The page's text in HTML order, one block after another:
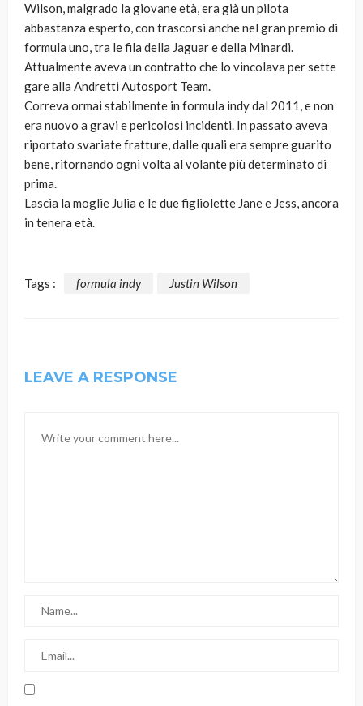
Wilson, malgrado la giovane età, era già un pilota
abbastanza esperto, con trascorsi anche nel gran premio di
formula uno, tra le fila della Jaguar e della Minardi.
Attualmente aveva un contratto che lo vincolava per sette
gare alla Andretti Autosport Team.
Correva ormai stabilmente in formula indy dal 2011, e non
era nuovo a gravi e pericolosi incidenti. In passato aveva
riportato svariate fratture, dalle quali era sempre guarito
bene, ritornando ogni volta al volante più determinato di
prima.
Lascia la moglie Julia e le due figliolette Jane e Jess, ancora
in tenera età.
Tags : formula indy Justin Wilson
LEAVE A RESPONSE